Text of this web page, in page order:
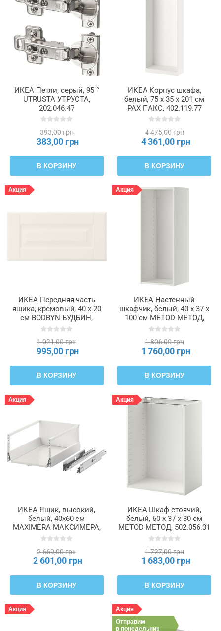
ИКЕА Петли, серый, 95 °
UTRUSTA УТРУСТА,
202.046.47
393,00 грн
383,00 грн
В КОРЗИНУ
ИКЕА Корпус шкафа,
белый, 75 x 35 x 201 см
PAX ПАКС, 402.119.77
4 475,00 грн
4 361,00 грн
В КОРЗИНУ
Акция
ИКЕА Передняя часть
ящика, кремовый, 40 x 20
см BODBYN БУДБИН,
302.054.96
1 021,00 грн
995,00 грн
В КОРЗИНУ
Акция
ИКЕА Настенный
шкафчик, белый, 40 x 37 x
100 см METOD МЕТОД,
502.055.32
1 806,00 грн
1 760,00 грн
В КОРЗИНУ
Акция
ИКЕА Ящик, высокий,
белый, 40x60 см
MAXIMERA МАКСИМЕРА,
002.046.34
2 669,00 грн
2 601,00 грн
В КОРЗИНУ
Акция
ИКЕА Шкаф стоячий,
белый, 60 x 37 x 80 см
METOD МЕТОД, 502.056.31
1 727,00 грн
1 683,00 грн
В КОРЗИНУ
Акция
Акция
Отправим
в понедельник